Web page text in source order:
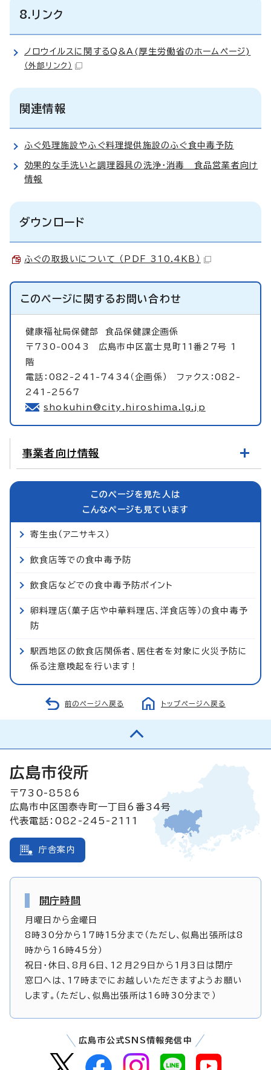
8.リンク
ノロウイルスに関するQ&A(厚生労働省のホームページ)
（外部リンク）
関連情報
ふぐ処理施設やふぐ料理提供施設のふぐ食中毒予防
効果的な手洗いと調理器具の洗浄・消毒 食品営業者向け
情報
ダウンロード
ふぐの取扱いについて （PDF 310.4KB）
このページに関するお問い合わせ
健康福祉局保健部 食品保健課企画係
〒730-0043 広島市中区富士見町11番27号 1
階
電話：082-241-7434（企画係） ファクス：082-
241-2567
shokuhin@city.hiroshima.lg.jp
事業者向け情報
このページを見た人は
こんなページも見ています
寄生虫（アニサキス）
飲食店等での食中毒予防
飲食店などでの食中毒予防ポイント
卵料理店（菓子店や中華料理店、洋食店等）の食中毒予
防
駅西地区の飲食店関係者、居住者を対象に火災予防に
係る注意喚起を行います！
前のページへ戻る トップページへ戻る
広島市役所
〒730-8586
広島市中区国泰寺町一丁目6番34号
代表電話：082-245-2111
庁舎案内
開庁時間
月曜日から金曜日
8時30分から17時15分まで（ただし、似島出張所は8
時から16時45分）
祝日・休日、8月6日、12月29日から1月3日は閉庁
窓口へは、17時までにお越しいただきますようお願い
します。（ただし、似島出張所は16時30分まで）
広島市公式SNS情報発信中